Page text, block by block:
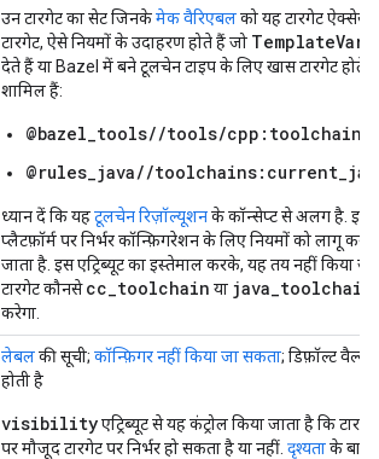
उन टारगेट का सेट जिनकेमेक वैरिएबलको यह टारगेट ऐक्सेस
टारगेट, ऐसे नियमों के उदाहरण होते हैं जो
देते हैं या Bazel में बने टूलचेन टाइप के लिए खास टारगेट होते
शामिल हैं:
@bazel_tools//tools/
@rules_java//
ध्यान दें कि यहटूलचेन रिज़ॉल्यूशनके कॉन्सेप्ट से अलग है.
प्लैटफ़ॉर्म पर निर्भर कॉन्फ़िगरेशन के लिए नियमों को लागू
जाता है. इस एट्रिब्यूट का इस्तेमाल करके, यह तय नहीं किया
टारगेट कौनसेcc_toolchain या java_toolchain
करेगा.
लेबलकी सूची; कॉन्फ़िगर नहीं किया जा सकता; डिफ़ॉल्ट
होती है
visibilityएट्रिब्यूट से यह कंट्रोल किया जाता है कि
पर मौजूद टारगेट पर निर्भर हो सकता है या नहीं. दृश्यताके बारे